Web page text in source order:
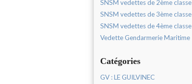
SNSM vedettes de 2ème classe
SNSM vedettes de 3ème classe
SNSM vedettes de 4ème classe
Vedette Gendarmerie Maritime
Catégories
GV : LE GUILVINEC